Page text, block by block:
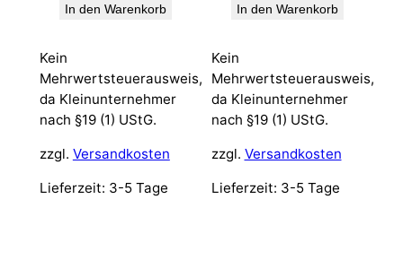
In den Warenkorb
Kein
Mehrwertsteuerausweis,
da Kleinunternehmer
nach §19 (1) UStG.
zzgl. Versandkosten
Lieferzeit: 3-5 Tage
In den Warenkorb
Kein
Mehrwertsteuerausweis,
da Kleinunternehmer
nach §19 (1) UStG.
zzgl. Versandkosten
Lieferzeit: 3-5 Tage